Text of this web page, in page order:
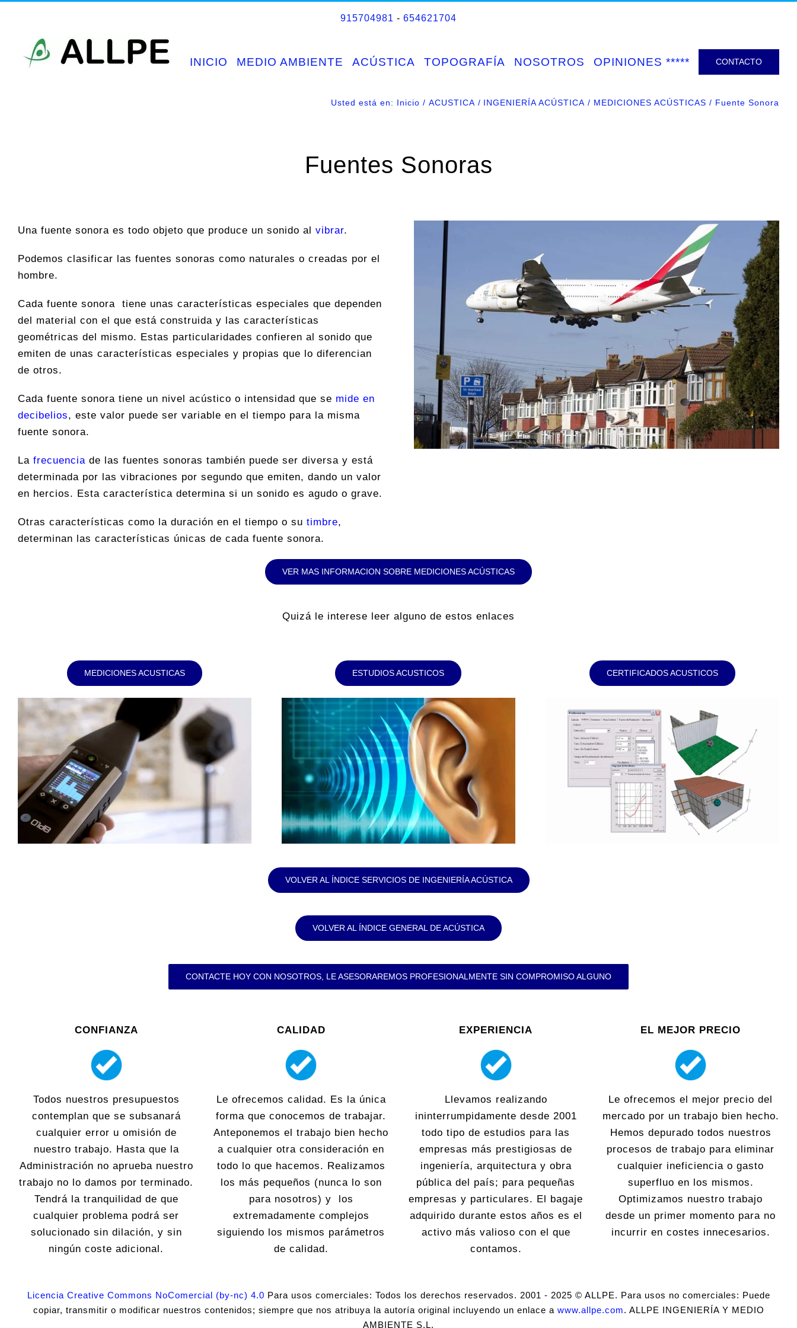
contenido
915704981 - 654621704
INICIO MEDIO AMBIENTE ACÚSTICA TOPOGRAFÍA NOSOTROS OPINIONES ***** CONTACTO
Usted está en: Inicio ACUSTICA INGENIERÍA ACÚSTICA MEDICIONES ACÚSTICAS Fuente Sonora
Fuentes Sonoras
Una fuente sonora es todo objeto que produce un sonido al vibrar.
Podemos clasificar las fuentes sonoras como naturales o creadas por el
hombre.
Cada fuente sonora tiene unas características especiales que dependen
del material con el que está construida y las características
geométricas del mismo. Estas particularidades confieren al sonido que
emiten de unas características especiales y propias que lo diferencian
de otros.
Cada fuente sonora tiene un nivel acústico o intensidad que se mide en
decibelios, este valor puede ser variable en el tiempo para la misma
fuente sonora.
La frecuencia de las fuentes sonoras también puede ser diversa y está
determinada por las vibraciones por segundo que emiten, dando un valor
en hercios. Esta característica determina si un sonido es agudo o grave.
Otras características como la duración en el tiempo o su timbre,
determinan las características únicas de cada fuente sonora.
VER MAS INFORMACION SOBRE MEDICIONES ACÚSTICAS
Quizá le interese leer alguno de estos enlaces
MEDICIONES ACUSTICAS ESTUDIOS ACUSTICOS CERTIFICADOS ACUSTICOS
VOLVER AL ÍNDICE SERVICIOS DE INGENIERÍA ACÚSTICA
VOLVER AL ÍNDICE GENERAL DE ACÚSTICA
CONTACTE HOY CON NOSOTROS, LE ASESORAREMOS PROFESIONALMENTE SIN COMPROMISO ALGUNO
CONFIANZA
Todos nuestros presupuestos
contemplan que se subsanará
cualquier error u omisión de
nuestro trabajo. Hasta que la
Administración no aprueba nuestro
trabajo no lo damos por terminado.
Tendrá la tranquilidad de que
cualquier problema podrá ser
solucionado sin dilación, y sin
ningún coste adicional.
CALIDAD
Le ofrecemos calidad. Es la única
forma que conocemos de trabajar.
Anteponemos el trabajo bien hecho
a cualquier otra consideración en
todo lo que hacemos. Realizamos
los más pequeños (nunca lo son
para nosotros) y los
extremadamente complejos
siguiendo los mismos parámetros
de calidad.
EXPERIENCIA
Llevamos realizando
ininterrumpidamente desde 2001
todo tipo de estudios para las
empresas más prestigiosas de
ingeniería, arquitectura y obra
pública del país; para pequeñas
empresas y particulares. El bagaje
adquirido durante estos años es el
activo más valioso con el que
contamos.
EL MEJOR PRECIO
Le ofrecemos el mejor precio del
mercado por un trabajo bien hecho.
Hemos depurado todos nuestros
procesos de trabajo para eliminar
cualquier ineficiencia o gasto
superfluo en los mismos.
Optimizamos nuestro trabajo
desde un primer momento para no
incurrir en costes innecesarios.
Licencia Creative Commons NoComercial (by-nc) 4.0 Para usos comerciales: Todos los derechos reservados. 2001 - 2025 © ALLPE. Para usos no comerciales: Puede
copiar, transmitir o modificar nuestros contenidos; siempre que nos atribuya la autoría original incluyendo un enlace a www.allpe.com. ALLPE INGENIERÍA Y MEDIO
AMBIENTE S.L.